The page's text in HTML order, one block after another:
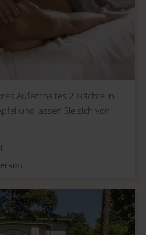
Aufenthaltes 2 Nächte in
und lassen Sie sich von